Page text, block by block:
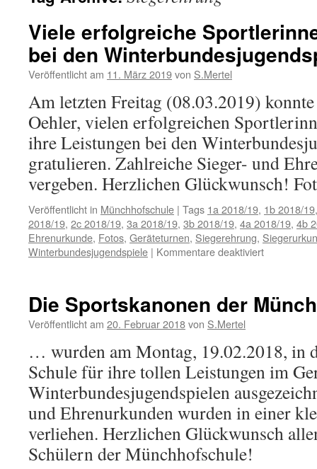
Viele erfolgreiche
bei den
Veröffentlicht am 11. März 2019von S.Mertel
Am letzten Freitag (08.03.2019)
Oehler, vielen erfolgreichen
ihre Leistungen bei den
gratulieren. Zahlreiche Sieger- und
vergeben. Herzlichen Glückwunsch!
Veröffentlicht in Münchhofschule | Tags 1a 2018/19, 1b 2018/19
2018/19, 2c 2018/19, 3a 2018/19, 3b 2018/19, 4a 2018/19, 4b
Ehrenurkunde, Fotos, Geräteturnen, Siegerehrung,
Winterbundesjugendspiele | Kommentare deaktiviertfür
und
den
Die Sportskanonen der
Veröffentlicht am 20. Februar 2018von S.Mertel
… wurden am Montag, 19.02.2018, in
Schule für ihre tollen Leistungen im
Winterbundesjugendspielen
und Ehrenurkunden wurden in einer
verliehen. Herzlichen Glückwunsch
Schülern der Münchhofschule!